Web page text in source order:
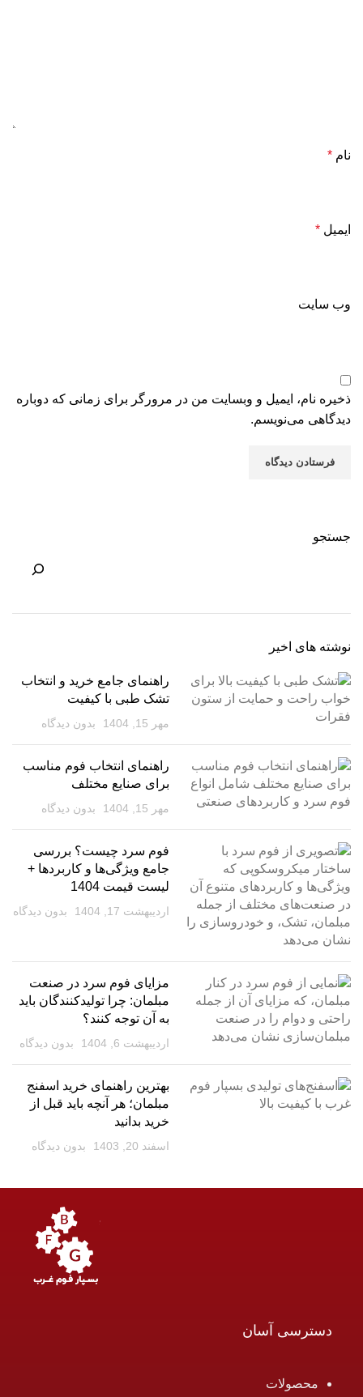
نام *
ایمیل *
وب‌ سایت
ذخیره نام، ایمیل و وبسایت من در مرورگر برای زمانی که دوباره
دیدگاهی می‌نویسم.
جستجو
نوشته های اخیر
راهنمای جامع خرید و انتخاب
تشک طبی با کیفیت
مهر 15, 1404 بدون دیدگاه
راهنمای انتخاب فوم مناسب
برای صنایع مختلف
مهر 15, 1404 بدون دیدگاه
فوم سرد چیست؟ بررسی
جامع ویژگی‌ها و کاربردها +
لیست قیمت 1404
اردیبهشت 17, 1404 بدون دیدگاه
مزایای فوم سرد در صنعت
مبلمان: چرا تولیدکنندگان باید
به آن توجه کنند؟
اردیبهشت 6, 1404 بدون دیدگاه
بهترین راهنمای خرید اسفنج
مبلمان؛ هر آنچه باید قبل از
خرید بدانید
اسفند 20, 1403 بدون دیدگاه
دسترسی آسان
محصولات